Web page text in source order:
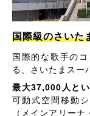
国際級のさいた
国際的な歌手の
る、さいたまスー
最大37,000人と
可動式空間移動
（メインアリー